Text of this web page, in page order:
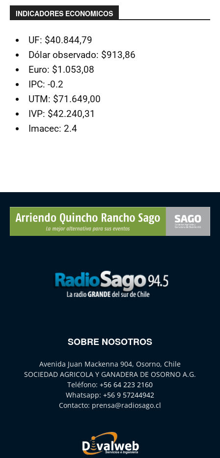
INDICADORES ECONOMICOS
UF: $40.844,79
Dólar observado: $913,86
Euro: $1.053,08
IPC: -0.2
UTM: $71.649,00
IVP: $42.240,31
Imacec: 2.4
SOBRE NOSOTROS
Avenida Juan Mackenna 904, Osorno, Chile
SOCIEDAD AGRICOLA Y GANADERA DE OSORNO A.G.
Teléfono: +56 64 223 2160
Whatsapp: +56 9 57244942
Contacto: prensa@radiosago.cl